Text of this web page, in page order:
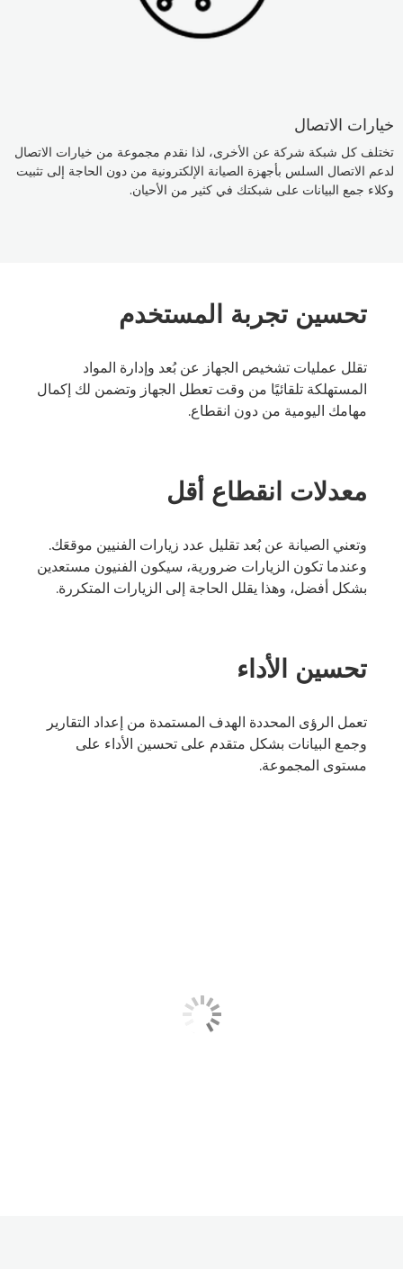
خيارات الاتصال
تختلف كل شبكة شركة عن الأخرى، لذا نقدم مجموعة من خيارات الاتصال
لدعم الاتصال السلس بأجهزة الصيانة الإلكترونية من دون الحاجة إلى تثبيت
وكلاء جمع البيانات على شبكتك في كثير من الأحيان.
تحسين تجربة المستخدم
تقلل عمليات تشخيص الجهاز عن بُعد وإدارة المواد
المستهلكة تلقائيًا من وقت تعطل الجهاز وتضمن لك إكمال
مهامك اليومية من دون انقطاع.
معدلات انقطاع أقل
وتعني الصيانة عن بُعد تقليل عدد زيارات الفنيين موقعَك.
وعندما تكون الزيارات ضرورية، سيكون الفنيون مستعدين
بشكل أفضل، وهذا يقلل الحاجة إلى الزيارات المتكررة.
تحسين الأداء
تعمل الرؤى المحددة الهدف المستمدة من إعداد التقارير
وجمع البيانات بشكل متقدم على تحسين الأداء على
مستوى المجموعة.